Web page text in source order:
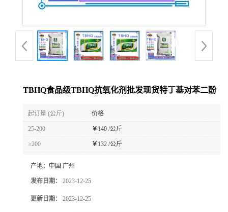
TBHQ食品级TBHQ抗氧化剂批发现货特丁基对苯二酚
起订量 (公斤) 价格
25-200 ￥ 140 /公斤
≥200 ￥ 132 /公斤
产地： 中国 广州
发布日期： 2023-12-25
更新日期： 2023-12-25